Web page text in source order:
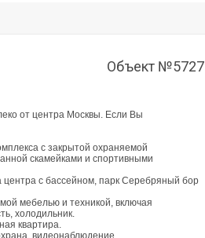
Объект №5727
от центра Москвы. Если Вы
с закрытой охраняемой
скамейками и спортивными
центра с бассейном, парк Серебряный бор
мебелью и техникой, включая
холодильник.
квартира.